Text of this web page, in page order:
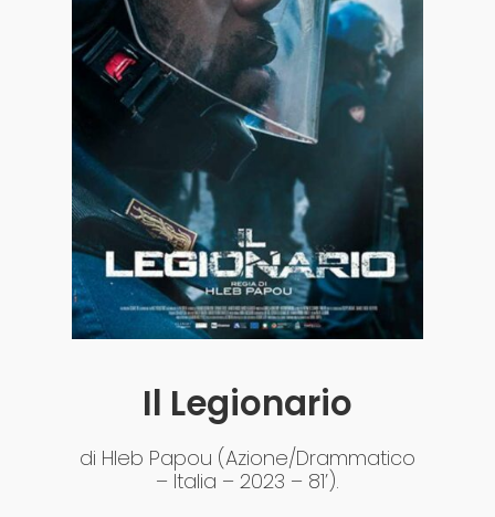
Acquista i biglietti
Il Legionario
di Hleb Papou (Azione/Drammatico
– Italia – 2023 – 81’).